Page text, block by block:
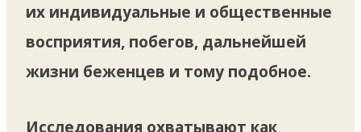
их индивидуальные и общественные
восприятия, побегов, дальнейшей
жизни беженцев и тому подобное.
Исследования охватывают как